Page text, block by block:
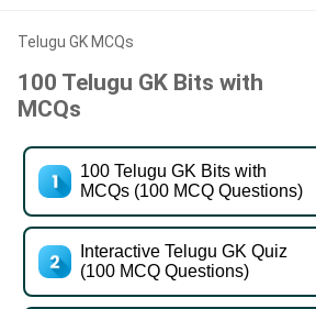
Telugu GK MCQs
100 Telugu GK Bits with
MCQs
100 Telugu GK Bits with
MCQs (100 MCQ Questions)
Interactive Telugu GK Quiz
(100 MCQ Questions)